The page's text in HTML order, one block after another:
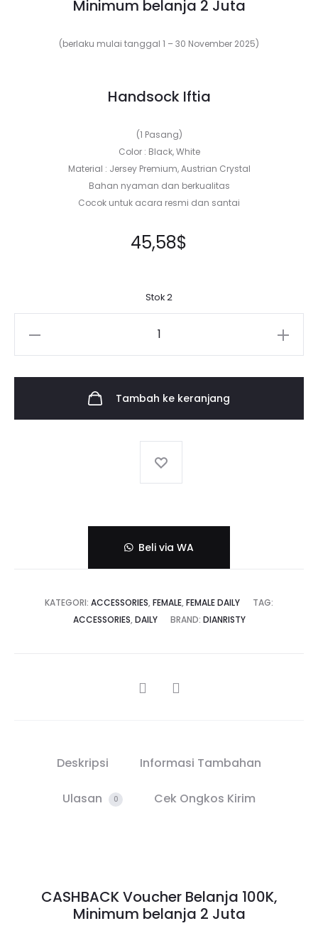
Minimum belanja 2 Juta
(berlaku mulai tanggal 1 – 30 November 2025)
Handsock Iftia
(1 Pasang)
Color : Black, White
Material : Jersey Premium, Austrian Crystal
Bahan nyaman dan berkualitas
Cocok untuk acara resmi dan santai
45,58$
Stok 2
Tambah ke keranjang
Beli via WA
KATEGORI: ACCESSORIES, FEMALE, FEMALE DAILY
TAG:
ACCESSORIES, DAILY BRAND: DIANRISTY
SHARE
Deskripsi Informasi Tambahan
Ulasan 0 Cek Ongkos Kirim
CASHBACK Voucher Belanja 100K,
Minimum belanja 2 Juta